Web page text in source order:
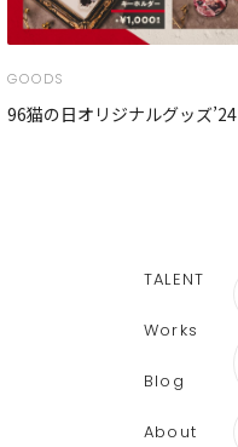
GOODS
96猫の日オリジナルグッズ’24
TALENT
Works
Blog
About